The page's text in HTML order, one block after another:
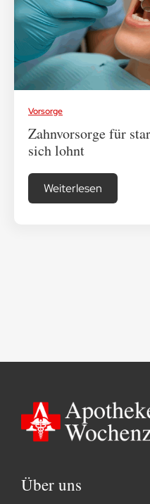
Ratgeber
Vorsorge
Zahnvorsorge für
sich lohnt
Weiterlesen
Über uns